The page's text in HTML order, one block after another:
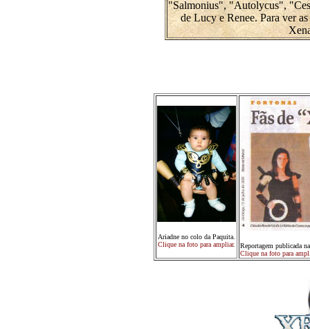
"Salmonius", "Autolycus",
de Lucy e Renee. Para ver
Ariadne no colo da Paquita.
Clique na foto para ampliar.
Reportagem publicada
Clique na foto para